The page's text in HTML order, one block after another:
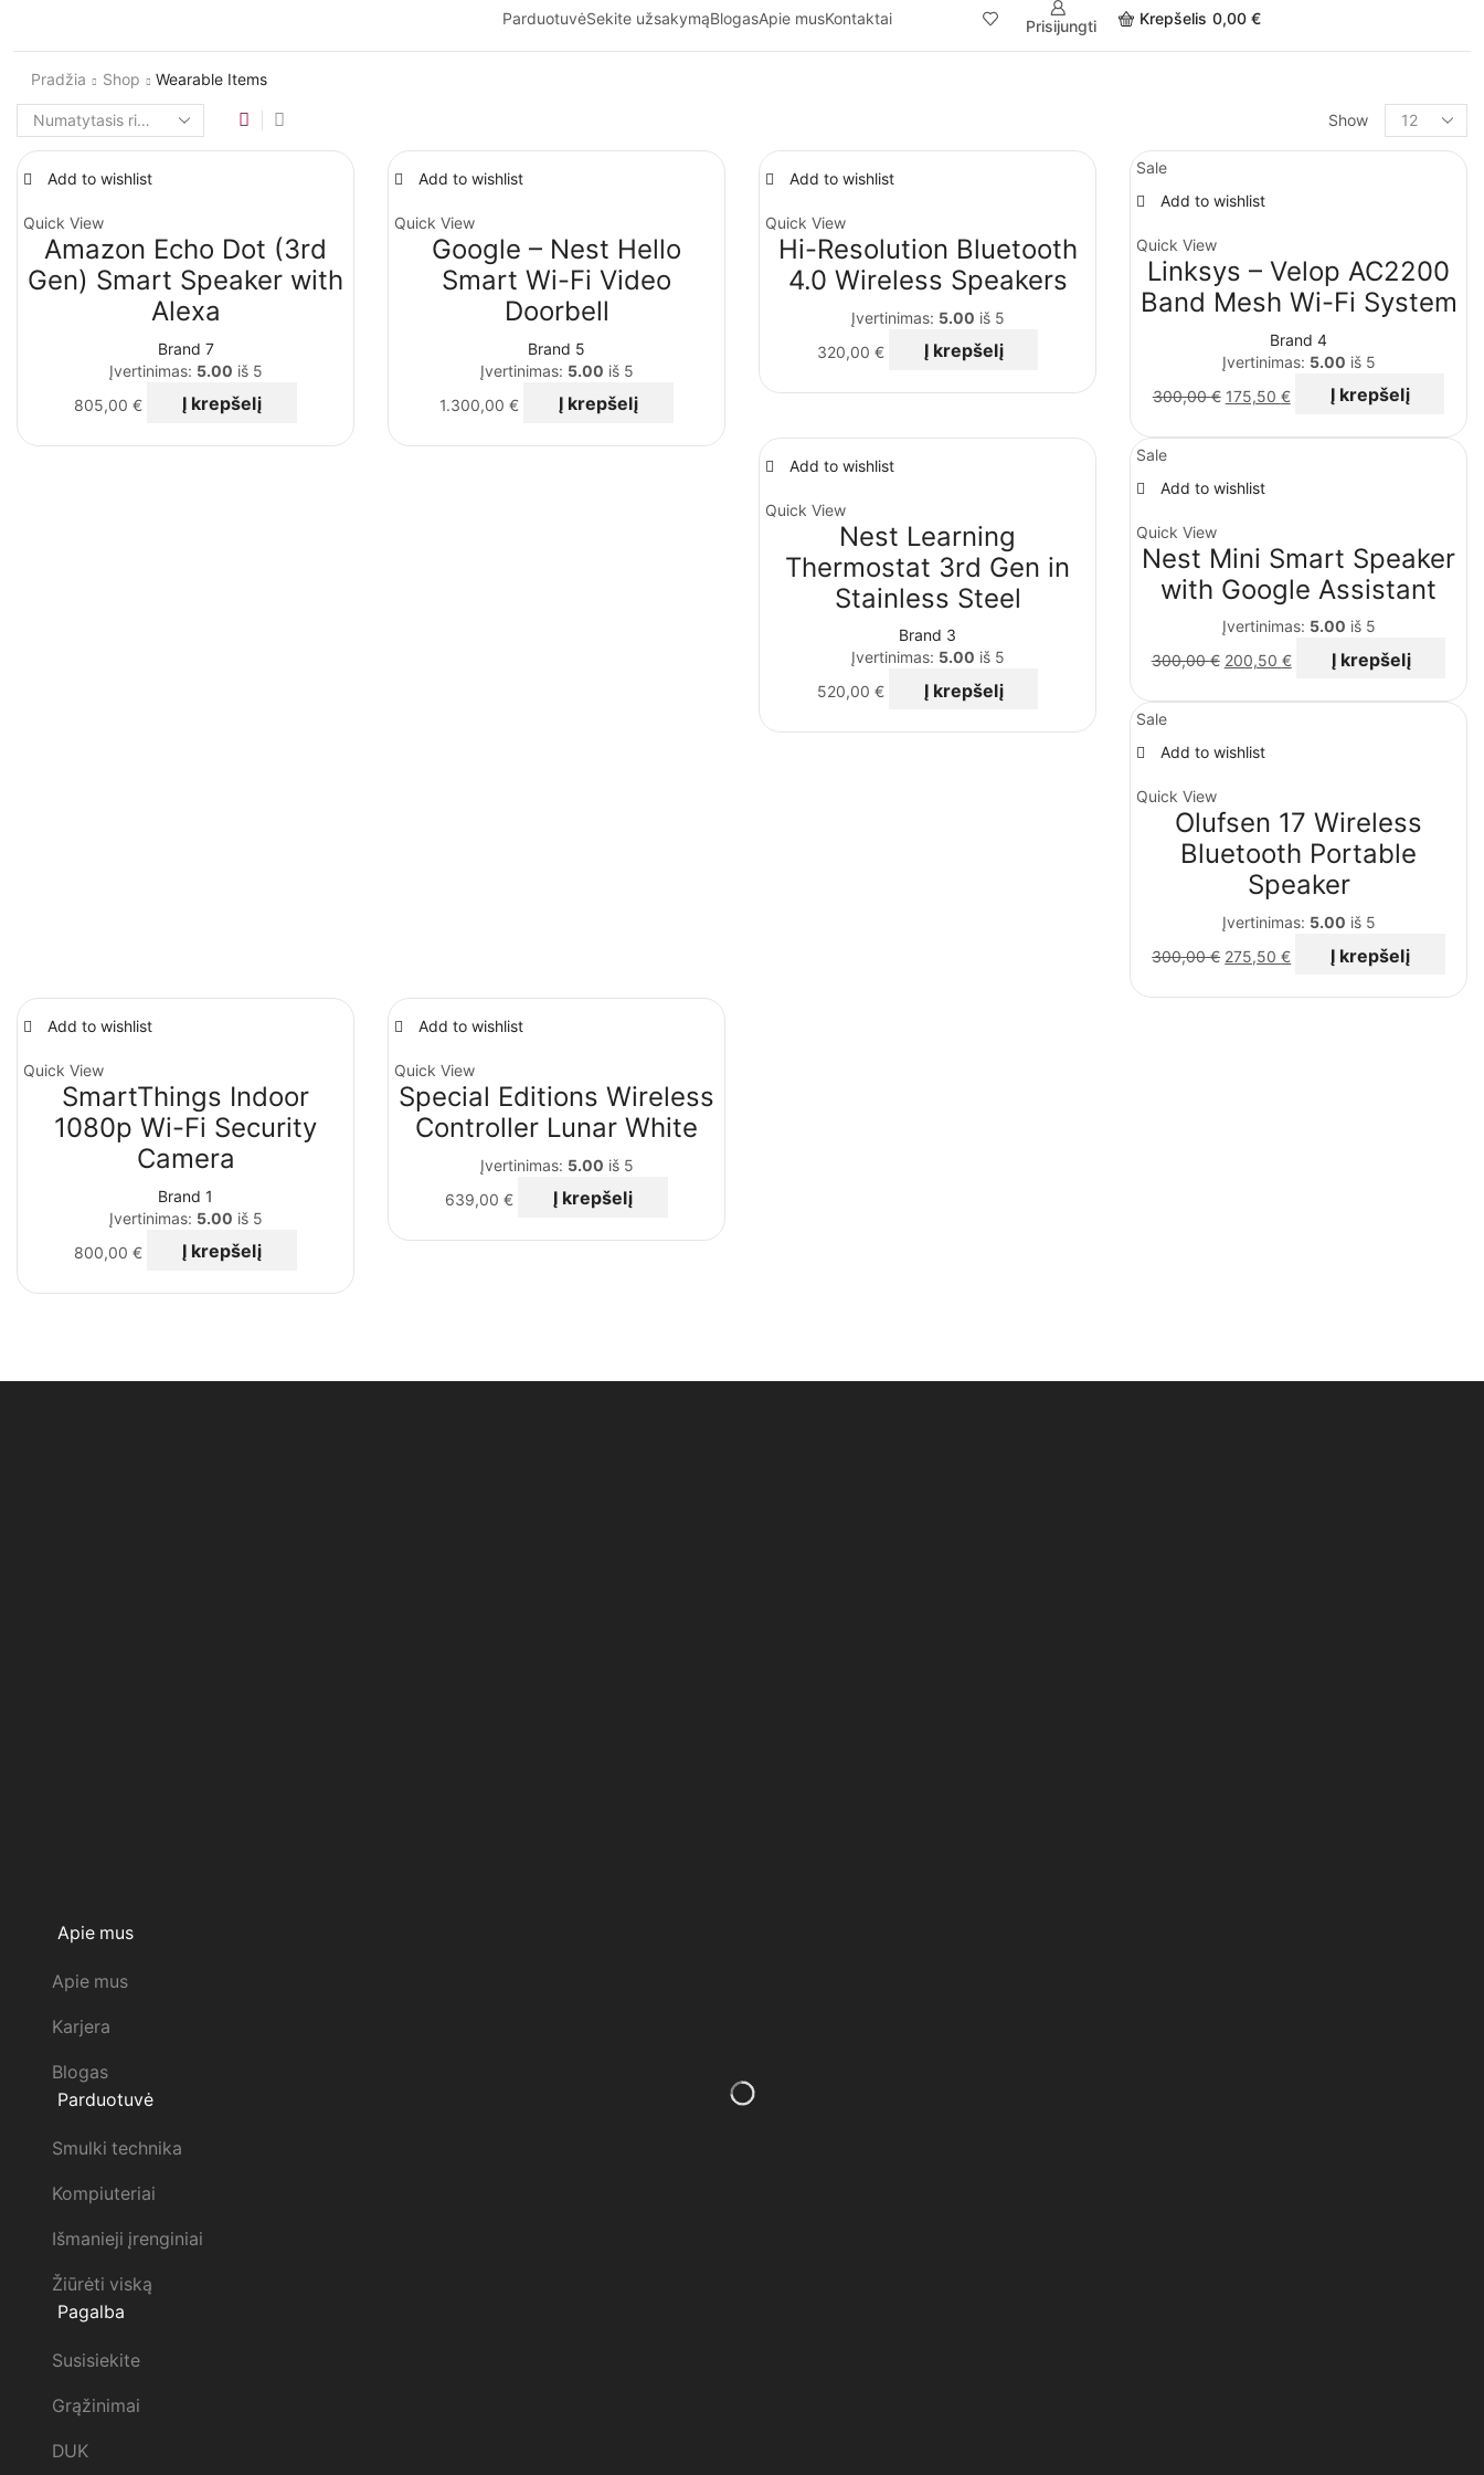
ParduotuvėSekite užsakymąBlogasApie musKontaktai Prisijungti Krepšelis 0,00 €
Pradžia Shop Wearable Items
Show
Add to wishlist
Quick View
Amazon Echo Dot (3rd
Gen) Smart Speaker with
Alexa
Brand 7
Įvertinimas: 5.00 iš 5
805,00€ Į krepšelį
Add to wishlist
Quick View
Google – Nest Hello
Smart Wi-Fi Video
Doorbell
Brand 5
Įvertinimas: 5.00 iš 5
1.300,00€ Į krepšelį
Add to wishlist
Quick View
Hi-Resolution Bluetooth
4.0 Wireless Speakers
Įvertinimas: 5.00 iš 5
320,00 € Į krepšelį
Sale
Add to wishlist
Quick View
Linksys – Velop AC2200
Band Mesh Wi-Fi System
Brand 4
Įvertinimas: 5.00 iš 5
300,00€ 175,50 € Į krepšelį
Add to wishlist
Quick View
Nest Learning
Thermostat 3rd Gen in
Stainless Steel
Brand 3
Įvertinimas: 5.00 iš 5
520,00 € Į krepšelį
Sale
Add to wishlist
Quick View
Nest Mini Smart Speaker
with Google Assistant
Įvertinimas: 5.00 iš 5
300,00€ 200,50 € Į krepšelį
Sale
Add to wishlist
Quick View
Olufsen 17 Wireless
Bluetooth Portable
Speaker
Įvertinimas: 5.00 iš 5
300,00€ 275,50€ Į krepšelį
Add to wishlist
Quick View
SmartThings Indoor
1080p Wi-Fi Security
Camera
Brand 1
Įvertinimas: 5.00 iš 5
800,00€ Į krepšelį
Add to wishlist
Quick View
Special Editions Wireless
Controller Lunar White
Įvertinimas: 5.00 iš 5
639,00€ Į krepšelį
Apie mus
Apie mus
Karjera
Blogas
Parduotuvė
Smulki technika
Kompiuteriai
Išmanieji įrenginiai
Žiūrėti viską
Pagalba
Susisiekite
Grąžinimai
DUK